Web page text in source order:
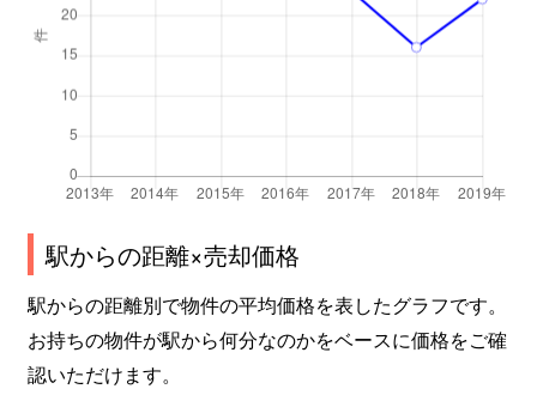
駅からの距離×売却価格
駅からの距離別で物件の平均価格を表したグラフです。
お持ちの物件が駅から何分なのかをベースに価格をご確
認いただけます。